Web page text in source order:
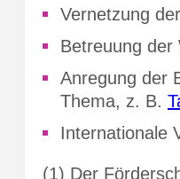
Vernetzung
Betreuung der
Anregung der
Thema, z. B.
Internationale
(1) Der